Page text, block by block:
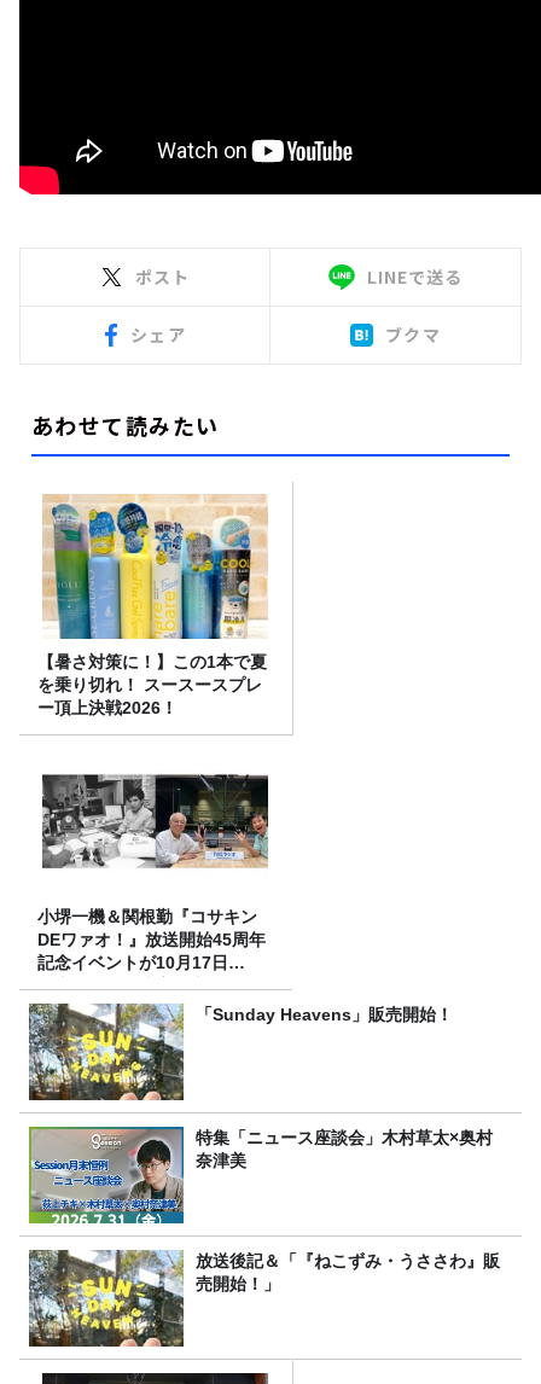
ポスト LINEで送る
シェア ブクマ
あわせて読みたい
【暑さ対策に！】この1本で夏
を乗り切れ！ スースースプレ
ー頂上決戦2026！
小堺一機＆関根勤『コサキン
DEワァオ！』放送開始45周年
記念イベントが10月17日
（土）に開催決定！本日より
FC先行受付スタート！「Sunday Heavens」販売開始！
特集「ニュース座談会」木村草太×奥村
奈津美
放送後記＆「『ねこずみ・うささわ』販
売開始！」